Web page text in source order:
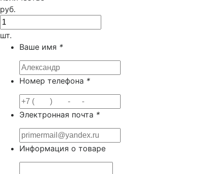
руб.
шт.
Ваше имя *
Номер телефона *
Электронная почта *
Информация о товаре